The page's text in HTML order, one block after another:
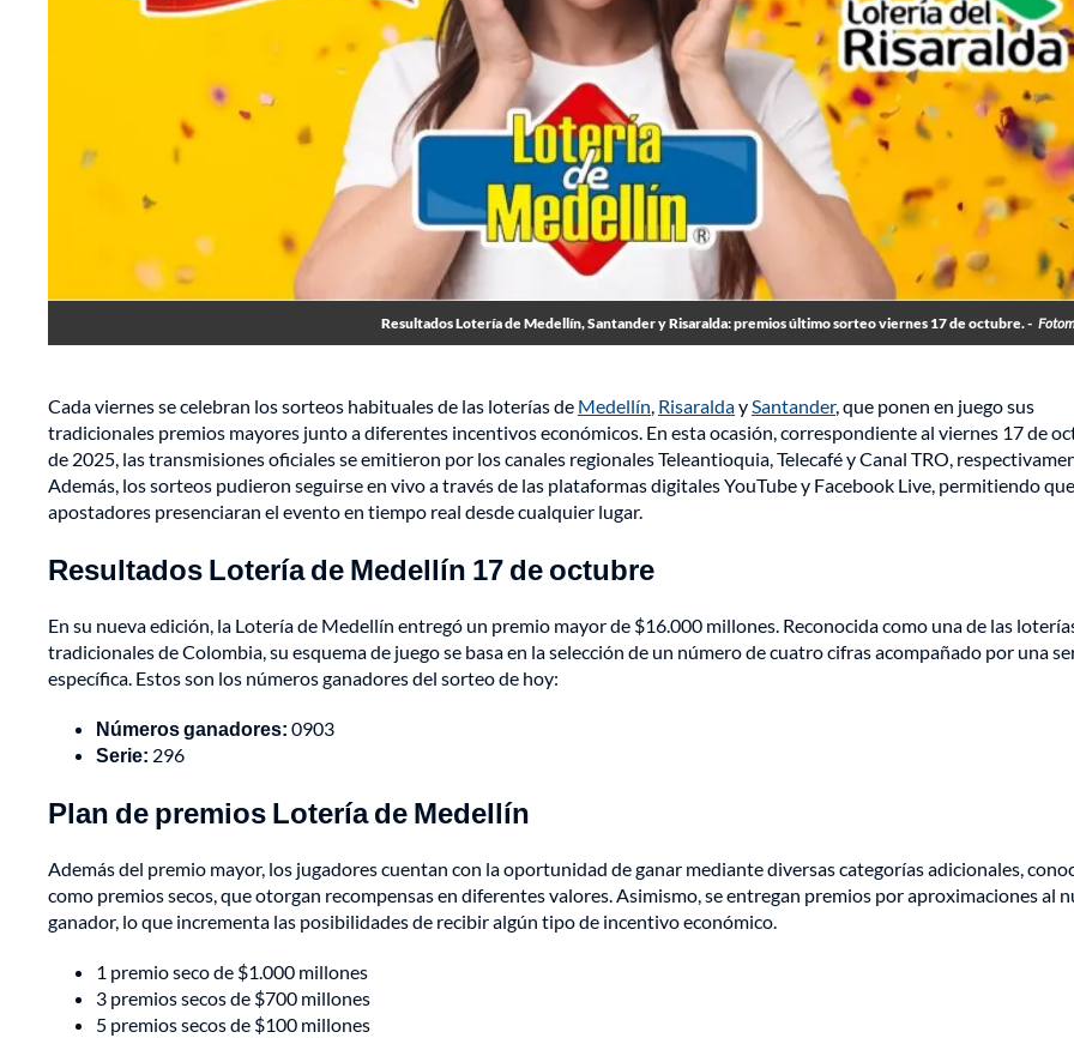
Resultados Lotería de Medellín, Santander y Risaralda: premios último sorteo viernes 17 de octubre. -
Cada viernes se celebran los sorteos habituales de las loterías de Medellín, RisaraldaySantander, que ponen en juego sus
tradicionales premios mayores junto a diferentes incentivos económicos. En esta ocasión, correspondiente al viernes 17 de
de 2025, las transmisiones oficiales se emitieron por los canales regionales Teleantioquia, Telecafé y Canal TRO,
Además, los sorteos pudieron seguirse en vivo a través de las plataformas digitales YouTube y Facebook Live, permitiendo
apostadores presenciaran el evento en tiempo real desde cualquier lugar.
Resultados Lotería de Medellín 17 de octubre
En su nueva edición, la Lotería de Medellín entregó un premio mayor de $16.000 millones. Reconocida como una de las
tradicionales de Colombia, su esquema de juego se basa en la selección de un número de cuatro cifras acompañado por una
específica. Estos son los números ganadores del sorteo de hoy:
Números ganadores: 0903
Serie: 296
Plan de premios Lotería de Medellín
Además del premio mayor, los jugadores cuentan con la oportunidad de ganar mediante diversas categorías adicionales,
como premios secos, que otorgan recompensas en diferentes valores. Asimismo, se entregan premios por aproximaciones al
ganador, lo que incrementa las posibilidades de recibir algún tipo de incentivo económico.
1 premio seco de $1.000 millones
3 premios secos de $700 millones
5 premios secos de $100 millones